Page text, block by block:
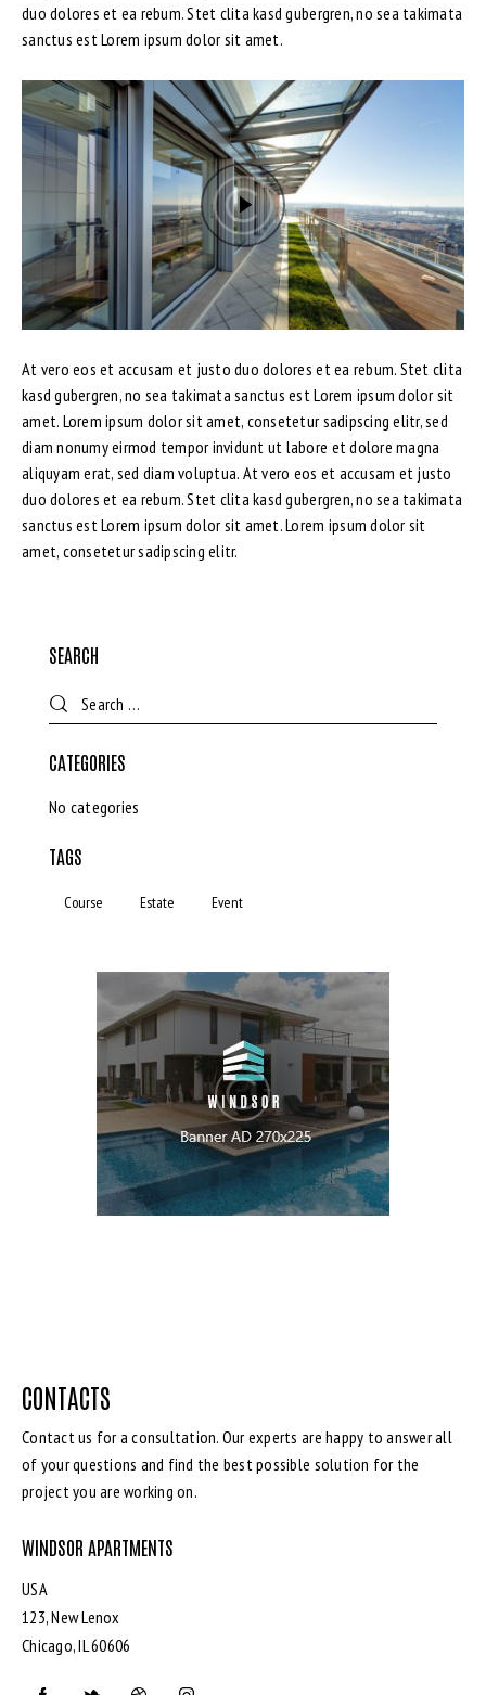
duo dolores et ea rebum. Stet clita kasd gubergren, no sea takimata
sanctus est Lorem ipsum dolor sit amet.
At vero eos et accusam et justo duo dolores et ea rebum. Stet clita
kasd gubergren, no sea takimata sanctus est Lorem ipsum dolor sit
amet. Lorem ipsum dolor sit amet, consetetur sadipscing elitr, sed
diam nonumy eirmod tempor invidunt ut labore et dolore magna
aliquyam erat, sed diam voluptua. At vero eos et accusam et justo
duo dolores et ea rebum. Stet clita kasd gubergren, no sea takimata
sanctus est Lorem ipsum dolor sit amet. Lorem ipsum dolor sit
amet, consetetur sadipscing elitr.
SEARCH
CATEGORIES
No categories
TAGS
Course Estate Event
CONTACTS
Contact us for a consultation. Our experts are happy to answer all
of your questions and find the best possible solution for the
project you are working on.
WINDSOR APARTMENTS
USA
123, New Lenox
Chicago, IL 60606